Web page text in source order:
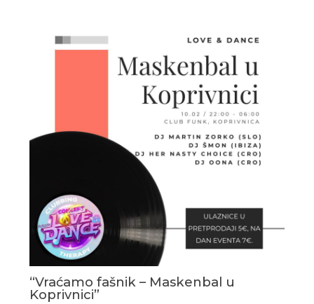
“Vraćamo fašnik – Maskenbal u
Koprivnici”